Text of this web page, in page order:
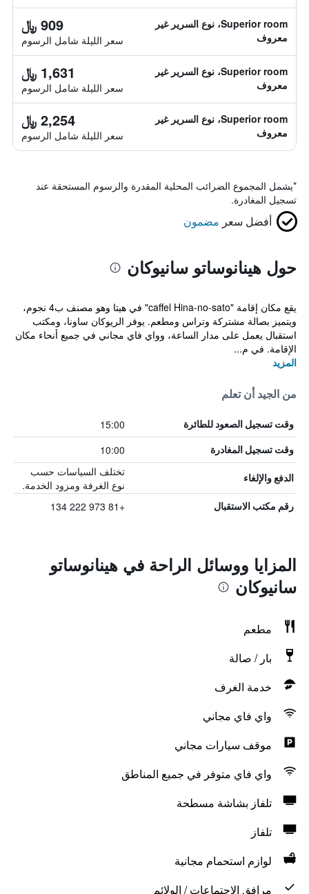
Superior room، نوع السرير غير
معروف
909 ﷼
سعر الليلة شامل الرسوم
Superior room، نوع السرير غير
معروف
1,631 ﷼
سعر الليلة شامل الرسوم
Superior room، نوع السرير غير
معروف
2,254 ﷼
سعر الليلة شامل الرسوم
*يشمل المجموع الضرائب المحلية المقدرة والرسوم المستحقة عند
تسجيل المغادرة.
أفضل سعر مضمون
حول هينانوساتو سانيوكان
يقع مكان إقامة "caffel Hina-no-sato" في هيتا وهو مصنف ب4 نجوم،
ويتميز بصالة مشتركة وتراس ومطعم. يوفر الريوكان ساونا، ومكتب
استقبال يعمل على مدار الساعة، وواي فاي مجاني في جميع أنحاء مكان
الإقامة. في م...
المزيد
من الجيد أن تعلم
وقت تسجيل الصعود للطائرة 15:00
وقت تسجيل المغادرة 10:00
الدفع والإلغاء
تختلف السياسات حسب
نوع الغرفة ومزود الخدمة.
رقم مكتب الاستقبال +81 973 222 134
المزايا ووسائل الراحة في هينانوساتو
سانيوكان
مطعم
بار / صالة
خدمة الغرف
واي فاي مجاني
موقف سيارات مجاني
واي فاي متوفر في جميع المناطق
تلفاز بشاشة مسطحة
تلفاز
لوازم استحمام مجانية
مرافق الاجتماعات / الولائم